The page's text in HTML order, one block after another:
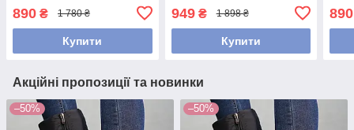
890 ₴ 1 780 ₴
Купити
949₴ 1 898 ₴
Купити
890
Акційні пропозиції та новинки
–50% –50%